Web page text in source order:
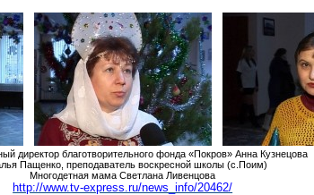
директор благотворительного фонда «Покров» Анна Кузнецова
Пащенко, преподаватель воскресной школы (с .Поим)
Многодетная мама Светлана Ливенцова
http://www.tv-express.ru/news_info/20462/